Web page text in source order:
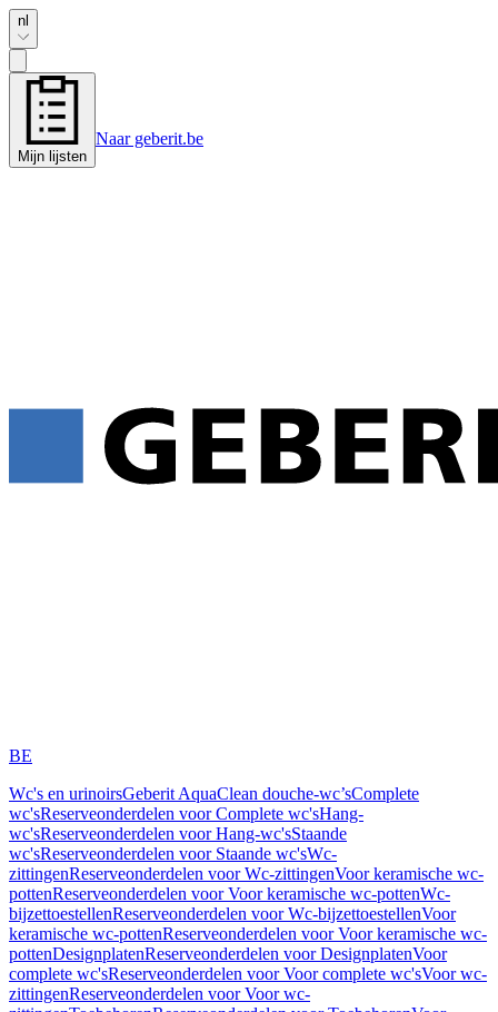
nl
Mijn lijsten
Naar geberit.be
BE
Wc's en urinoirsGeberit AquaClean douche-wc’sComplete
wc'sReserveonderdelen voor Complete wc'sHang-
wc'sReserveonderdelen voor Hang-wc'sStaande
wc'sReserveonderdelen voor Staande wc'sWc-
zittingenReserveonderdelen voor Wc-zittingenVoor keramische wc-
pottenReserveonderdelen voor Voor keramische wc-pottenWc-
bijzettoestellenReserveonderdelen voor Wc-bijzettoestellenVoor
keramische wc-pottenReserveonderdelen voor Voor keramische wc-
pottenDesignplatenReserveonderdelen voor DesignplatenVoor
complete wc'sReserveonderdelen voor Voor complete wc'sVoor wc-
zittingenReserveonderdelen voor Voor wc-